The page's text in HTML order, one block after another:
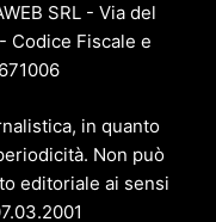
SRL - Via del
Codice Fiscale e
in quanto
Non può
editoriale ai sensi